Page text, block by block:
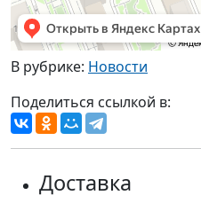
В рубрике: Новости
Поделиться ссылкой в:
Доставка